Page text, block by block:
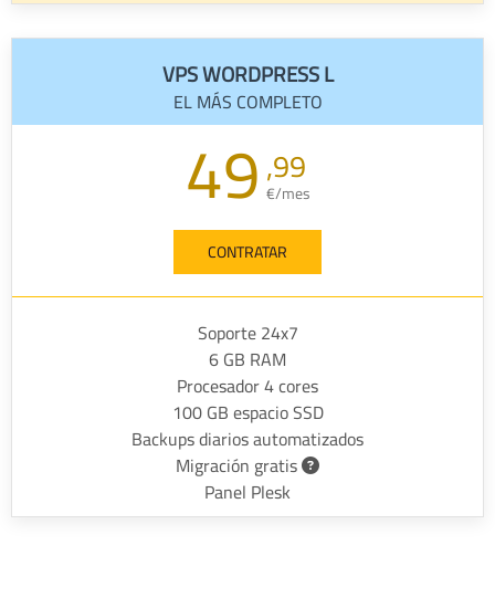
VPS WORDPRESS L
EL MÁS COMPLETO
49,99
€/mes
CONTRATAR
Soporte 24x7
6 GB RAM
Procesador 4 cores
100 GB espacio SSD
Backups diarios automatizados
Migración gratis
Panel Plesk